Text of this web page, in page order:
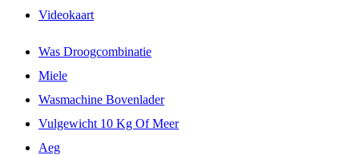
Videokaart
Was Droogcombinatie
Miele
Wasmachine Bovenlader
Vulgewicht 10 Kg Of Meer
Aeg